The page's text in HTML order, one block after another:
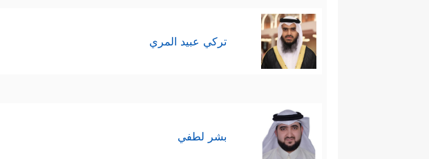
تركي عبيد المري
بشر لطفي